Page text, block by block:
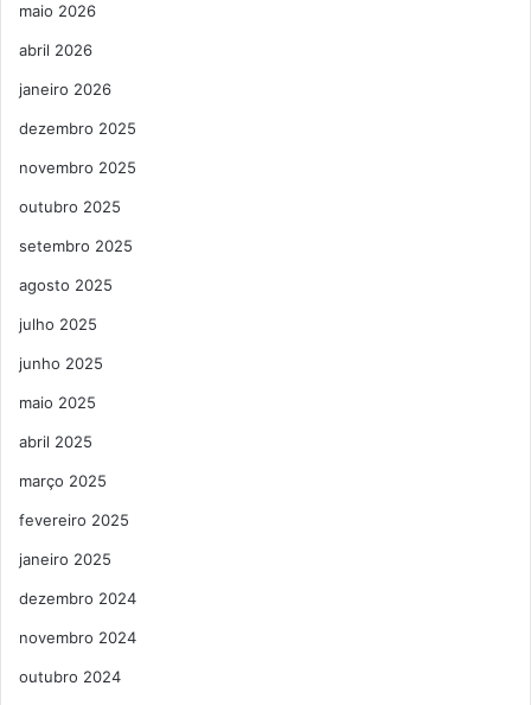
maio 2026
abril 2026
janeiro 2026
dezembro 2025
novembro 2025
outubro 2025
setembro 2025
agosto 2025
julho 2025
junho 2025
maio 2025
abril 2025
março 2025
fevereiro 2025
janeiro 2025
dezembro 2024
novembro 2024
outubro 2024